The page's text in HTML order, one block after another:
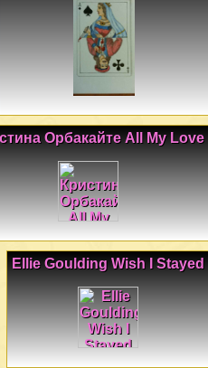
Орбакайте All My Love
Ellie Goulding Wish I Stayed